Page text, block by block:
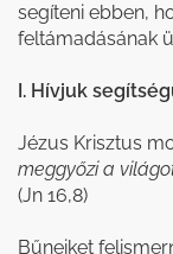
segíteni ebben,
feltámadásának
I. Hívjuk
Jézus Krisztus
meggyőzi a
(Jn 16,8)
Bűneiket